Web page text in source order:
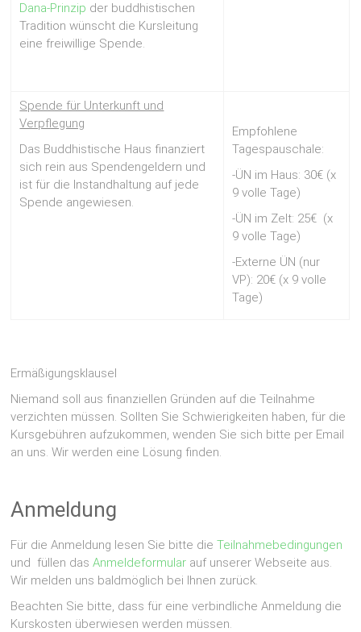
Dana-Prinzip der buddhistischen
Tradition wünscht die Kursleitung
eine freiwillige Spende.
Spende für Unterkunft und
Verpflegung
Das Buddhistische Haus finanziert
sich rein aus Spendengeldern und
ist für die Instandhaltung auf jede
Spende angewiesen.
Empfohlene
Tagespauschale:
-ÜN im Haus: 30€ (x
9 volle Tage)
-ÜN im Zelt: 25€ (x
9 volle Tage)
-Externe ÜN (nur
VP): 20€ (x 9 volle
Tage)
Ermäßigungsklausel
Niemand soll aus finanziellen Gründen auf die Teilnahme
verzichten müssen. Sollten Sie Schwierigkeiten haben, für die
Kursgebühren aufzukommen, wenden Sie sich bitte per Email
an uns. Wir werden eine Lösung finden.
Anmeldung
Für die Anmeldung lesen Sie bitte dieTeilnahmebedingungen
und füllen dasAnmeldeformular auf unserer Webseite aus.
Wir melden uns baldmöglich bei Ihnen zurück.
Beachten Sie bitte, dass für eine verbindliche Anmeldung die
Kurskosten überwiesen werden müssen.